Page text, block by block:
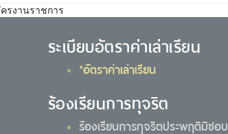
รงานราชการ
ระเบียบอัตราค่าเล่าเรียน
*อัตราค่าเล่าเรียน
ร้องเรียนการทุจริต
ร้องเรียนการทุจริตประพฤติมิชอบ